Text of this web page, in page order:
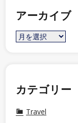
アーカイブ
カテゴリー
Travel